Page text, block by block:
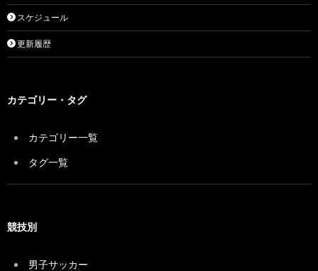
スケジュール
更新履歴
カテゴリー・タグ
カテゴリー一覧
タグ一覧
競技別
男子サッカー